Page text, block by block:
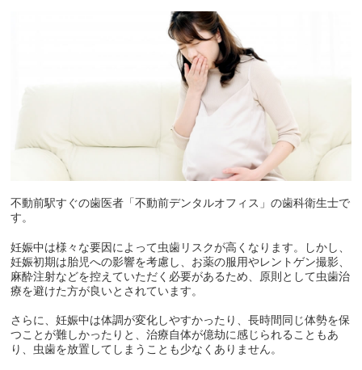
不動前駅すぐの歯医者「不動前デンタルオフィス」の歯科衛生士で
す。
妊娠中は様々な要因によって虫歯リスクが高くなります。しかし、
妊娠初期は胎児への影響を考慮し、お薬の服用やレントゲン撮影、
麻酔注射などを控えていただく必要があるため、原則として虫歯治
療を避けた方が良いとされています。
さらに、妊娠中は体調が変化しやすかったり、長時間同じ体勢を保
つことが難しかったりと、治療自体が億劫に感じられることもあ
り、虫歯を放置してしまうことも少なくありません。